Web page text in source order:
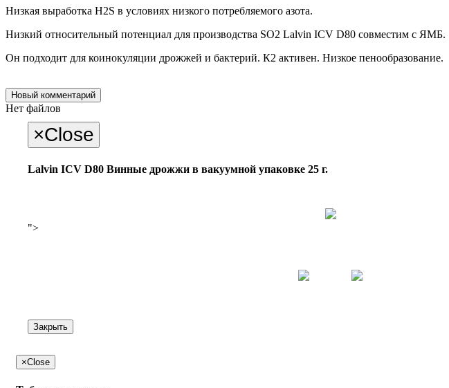
Низкая выработка H2S в условиях низкого потребляемого азота.
Низкий относительный потенциал для производства SO2 Lalvin ICV D80 совместим с ЯМБ.
Он подходит для коинокуляции дрожжей и бактерий. К2 активен. Низкое пенообразование.
Новый комментарий
Нет файлов
×Close
Lalvin ICV D80 Винные дрожжи в вакуумной упаковке 25 г.
">
Закрыть
×Close